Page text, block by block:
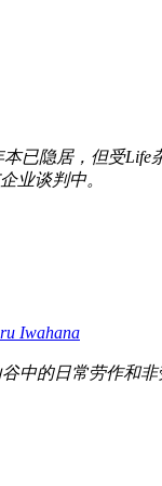
已隐居，但受
业谈判中。
Iwahana
中的日常劳作和